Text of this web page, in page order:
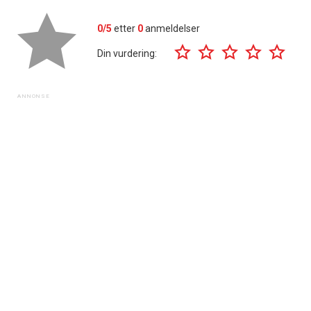
0/5 etter 0anmeldelser
Din vurdering: